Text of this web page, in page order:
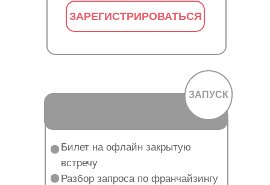
ЗАПУСК
Билет на офлайн закрытую
встречу
Разбор запроса по франчайзингу
ЗАРЕГИСТРИРОВАТЬСЯ